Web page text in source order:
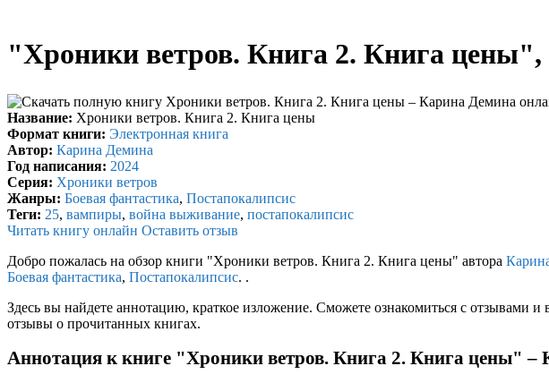
"Хроники ветров. Книга 2. Книга
Название: Хроники ветров. Книга 2. Книга цены
Формат книги: Электронная книга
Автор: Карина Демина
Год написания: 2024
Серия: Хроники ветров
Жанры: Боевая фантастика, Постапокалипсис
Теги: 25, вампиры, война выживание, постапокалипсис
Читать книгу онлайн Оставить отзыв
Добро пожалась на обзор книги "Хроники ветров. Книга 2. Книга цены" автора
Боевая фантастика, Постапокалипсис. .
Здесь вы найдете аннотацию, краткое изложение. Сможете ознакомиться с отзывами
отзывы о прочитанных книгах.
Аннотация к книге "Хроники ветров. Книга 2. Книга цены" –